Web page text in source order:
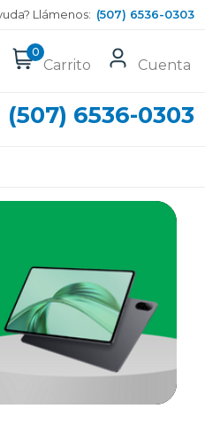
Llámenos: (507) 6536-0303
0
Carrito Cuenta
(507) 6536-0303